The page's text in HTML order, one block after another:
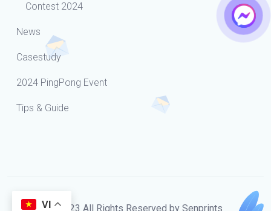
Contest 2024
News
Casestudy
2024 PingPong Event
Tips & Guide
© 2023 All Rights Reserved by Senprints
VI